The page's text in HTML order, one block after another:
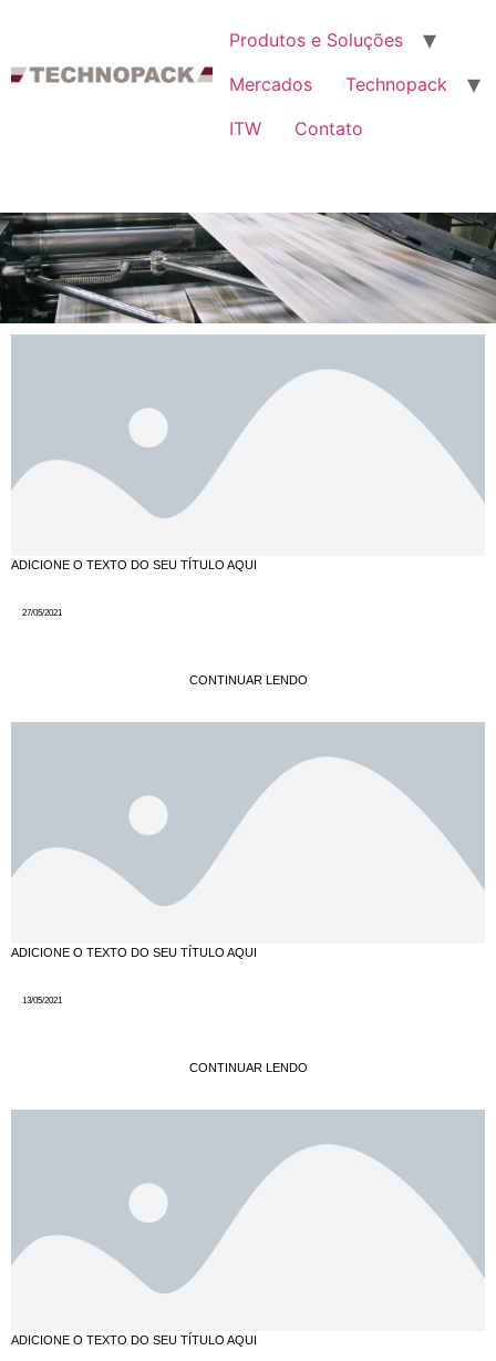
Produtos e Soluções
Mercados
Technopack
ITW
Contato
ADICIONE O TEXTO DO SEU TÍTULO AQUI
27/05/2021
CONTINUAR LENDO
ADICIONE O TEXTO DO SEU TÍTULO AQUI
13/05/2021
CONTINUAR LENDO
ADICIONE O TEXTO DO SEU TÍTULO AQUI